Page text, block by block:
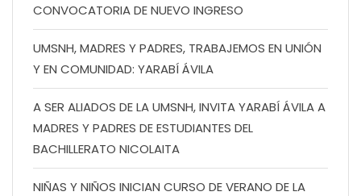
CONVOCATORIA DE NUEVO INGRESO
UMSNH, MADRES Y PADRES, TRABAJEMOS EN UNIÓN
Y EN COMUNIDAD: YARABÍ ÁVILA
A SER ALIADOS DE LA UMSNH, INVITA YARABÍ ÁVILA A
MADRES Y PADRES DE ESTUDIANTES DEL
BACHILLERATO NICOLAITA
NIÑAS Y NIÑOS INICIAN CURSO DE VERANO DE LA